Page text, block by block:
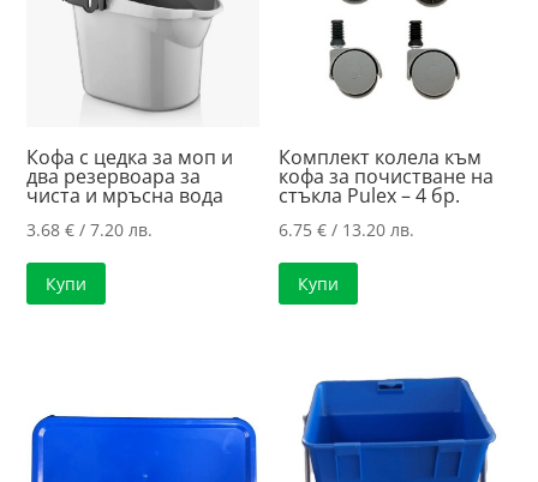
Кофа с цедка за моп и
два резервоара за
чиста и мръсна вода
3.68€ / 7.20 лв.
Купи
Комплект колела към
кофа за почистване на
стъкла Pulex – 4 бр.
6.75€ / 13.20 лв.
Купи